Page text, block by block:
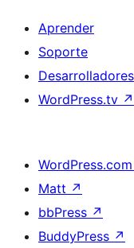
Aprender
Soporte
Desarrolladores
WordPress.tv ↗
WordPress.com
Matt ↗
bbPress ↗
BuddyPress ↗